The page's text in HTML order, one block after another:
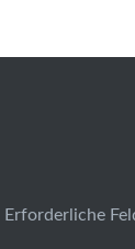
Erforderliche